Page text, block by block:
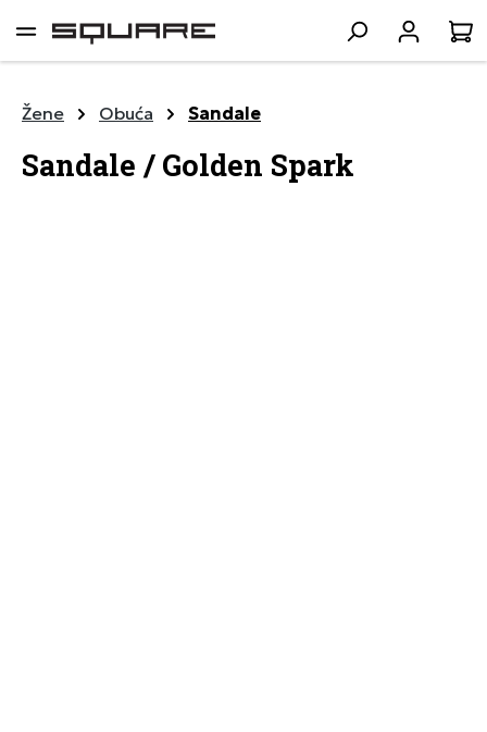
sadržaj
Žene Obuća Sandale
Sandale / Golden Spark